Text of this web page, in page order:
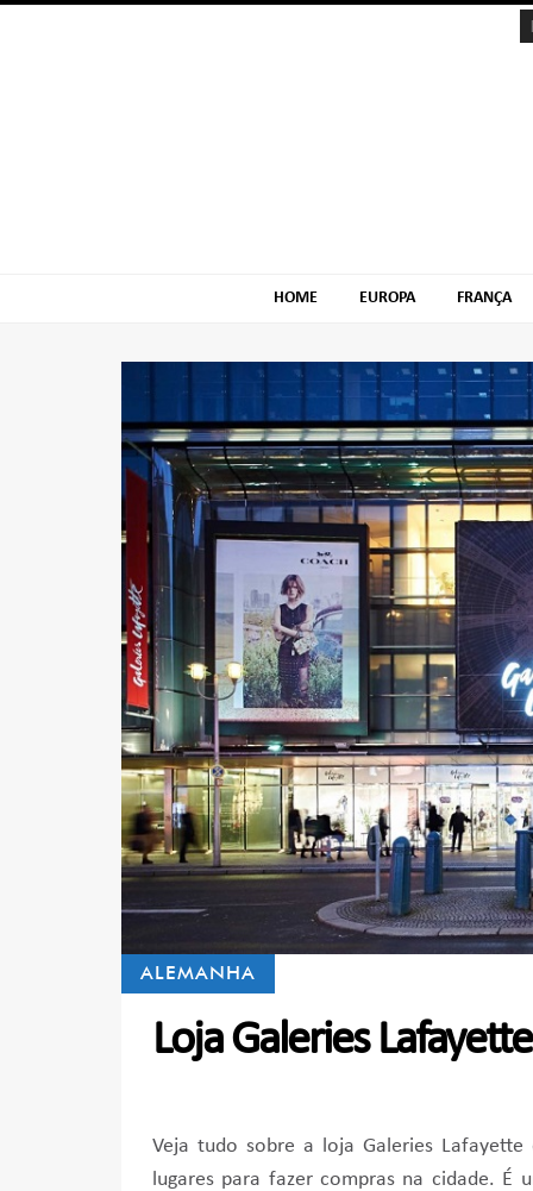
HOME EUROPA FRANÇA
ALEMANHA
Loja Galeries
Veja tudo sobre a loja Galeries
lugares para fazer compras na cidade.